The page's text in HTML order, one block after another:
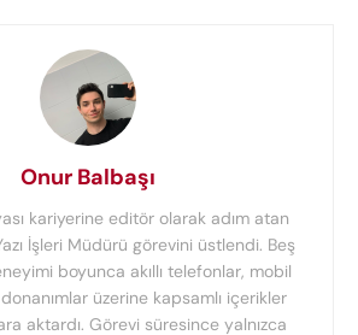
Onur Balbaşı
kariyerine editör olarak adım atan
İşleri Müdürü görevini üstlendi. Beş
boyunca akıllı telefonlar, mobil
üzerine kapsamlı içerikler
aktardı. Görevi süresince yalnızca